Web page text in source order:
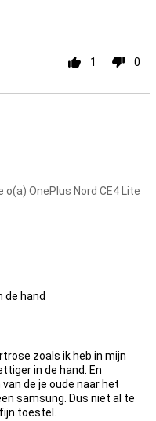
1 0
OnePlus Nord CE4 Lite
de hand
zoals ik heb in mijn
in de hand. En
de je oude naar het
samsung. Dus niet al te
toestel.